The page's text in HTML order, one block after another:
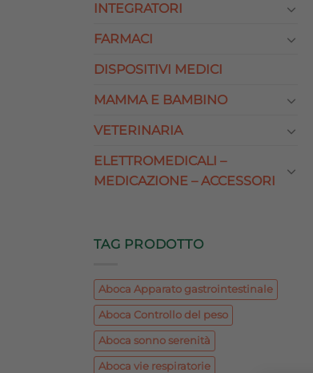
INTEGRATORI
FARMACI
DISPOSITIVI MEDICI
MAMMA E BAMBINO
VETERINARIA
ELETTROMEDICALI –
MEDICAZIONE – ACCESSORI
TAG PRODOTTO
Aboca Apparato gastrointestinale
Aboca Controllo del peso
Aboca sonno serenità
Aboca vie respiratorie